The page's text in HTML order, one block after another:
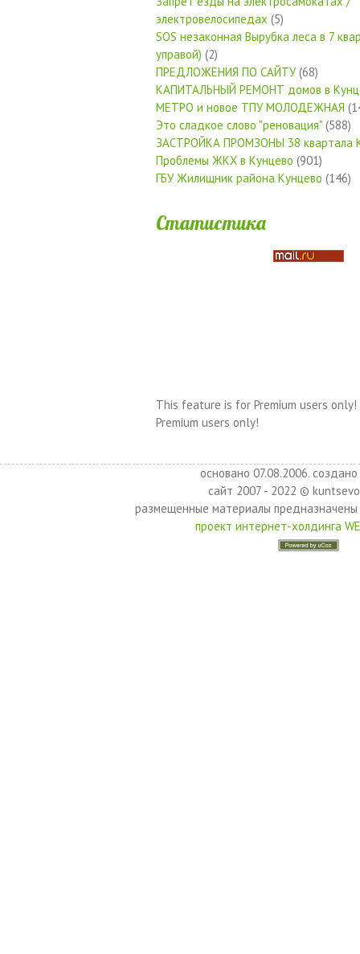
электровелосипедах (5)
SOS незаконная Вырубка леса в 7
управой) (2)
ПРЕДЛОЖЕНИЯ ПО САЙТУ(68)
КАПИТАЛЬНЫЙ РЕМОНТ домов в
МЕТРО и новое ТПУ МОЛОДЕЖНАЯ
Это сладкое слово "реновация" (588)
ЗАСТРОЙКА ПРОМЗОНЫ 38 квартала
Проблемы ЖКХ в Кунцево (901)
ГБУ Жилищник района Кунцево (146)
Статистика
This feature is for Premium users only!
Premium users only!
основано 07.08.2006.
сайт 2007 - 2022 ©
размещенные материалы
проект интернет-холдинга